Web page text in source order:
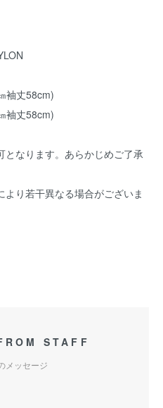
袖丈58cm)
袖丈58cm)
なります。あらかじめご了承
り若干異なる場合がございま
STAFF
メッセージ